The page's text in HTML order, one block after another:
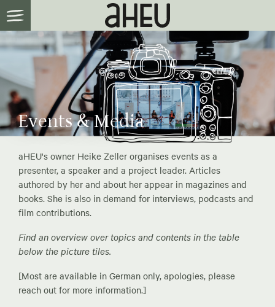
Events & Media
aHEU's owner Heike Zeller organises events as a
presenter, a speaker and a project leader. Articles
authored by her and about her appear in magazines and
books. She is also in demand for interviews, podcasts and
film contributions.
Find an overview over topics and contents in the table
below the picture tiles.
[Most are available in German only, apologies, please
reach out for more information.]